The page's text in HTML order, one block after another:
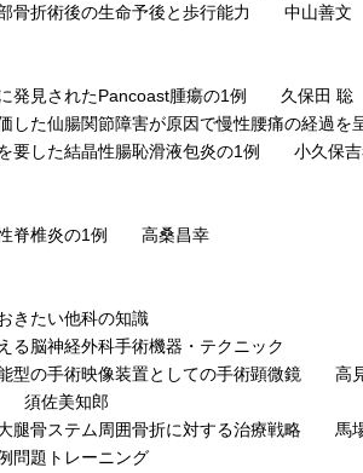
骨折術後の生命予後と歩行能力 中山善文
発見されたPancoast腫瘍の1例 久保田 聡
した仙腸関節障害が原因で慢性腰痛の経過
要した結晶性腸恥滑液包炎の1例 小久保吉
脊椎炎の1例 高桑昌幸
きたい他科の知識
脳神経外科手術機器・テクニック
手術映像装置としての手術顕微鏡 高
佐美知郎
ステム周囲骨折に対する治療戦略 馬
題トレーニング